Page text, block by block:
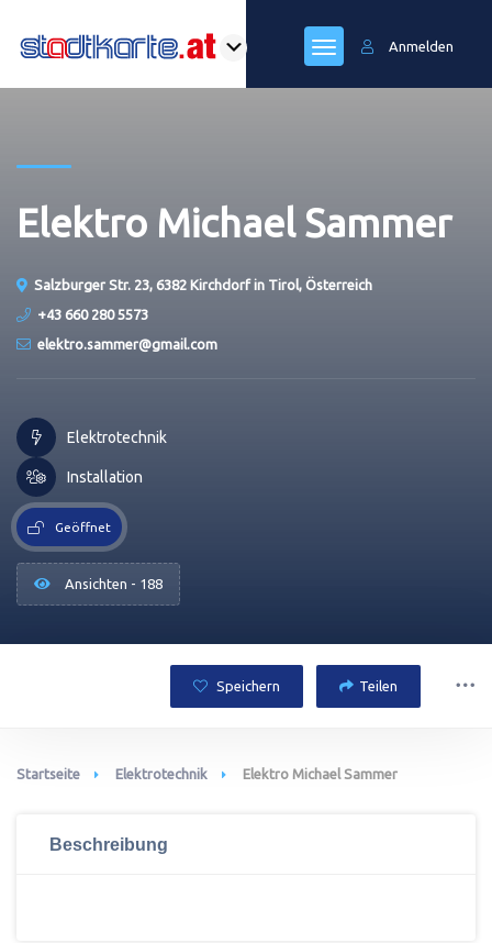
Anmelden
Elektro Michael Sammer
Salzburger Str. 23, 6382 Kirchdorf in Tirol, Österreich
+43 660 280 5573
elektro.sammer@gmail.com
Elektrotechnik
Installation
Geöffnet
Ansichten - 188
Speichern Teilen
Startseite Elektrotechnik Elektro Michael Sammer
Beschreibung